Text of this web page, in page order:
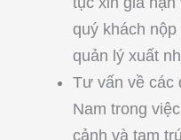
quý khách
quản lý xuất
Tư vấn về các
Nam trong
cảnh và tạm